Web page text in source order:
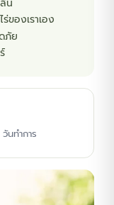
น
ของเราเอง
ภัย
นทำการ